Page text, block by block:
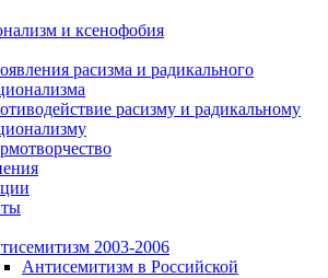
и ксенофобия
расизма и радикального
расизму и радикальному
2003-2006
Антисемитизм в Российской